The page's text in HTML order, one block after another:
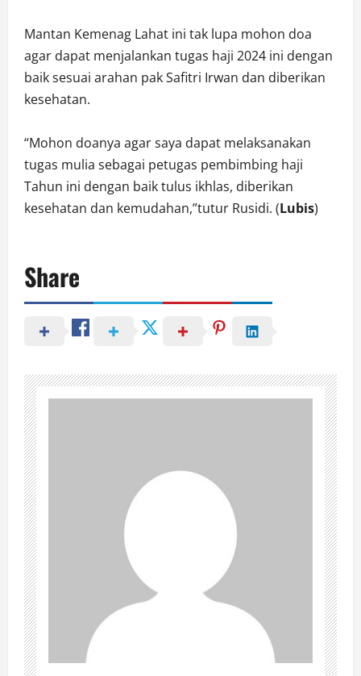
Mantan Kemenag Lahat ini tak lupa mohon doa
agar dapat menjalankan tugas haji 2024 ini dengan
baik sesuai arahan pak Safitri Irwan dan diberikan
kesehatan.
“Mohon doanya agar saya dapat melaksanakan
tugas mulia sebagai petugas pembimbing haji
Tahun ini dengan baik tulus ikhlas, diberikan
kesehatan dan kemudahan,”tutur Rusidi. (Lubis)
Share